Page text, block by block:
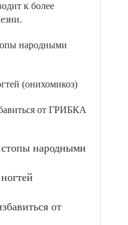
к более
народными
(онихомикоз)
от ГРИБКА
народными
от